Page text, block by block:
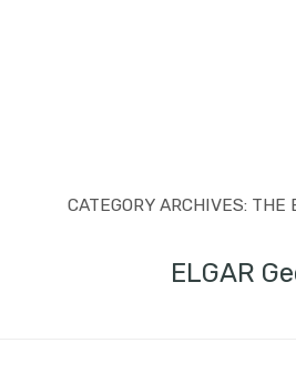
CATEGORY ARCHIVES: THE
ELGAR